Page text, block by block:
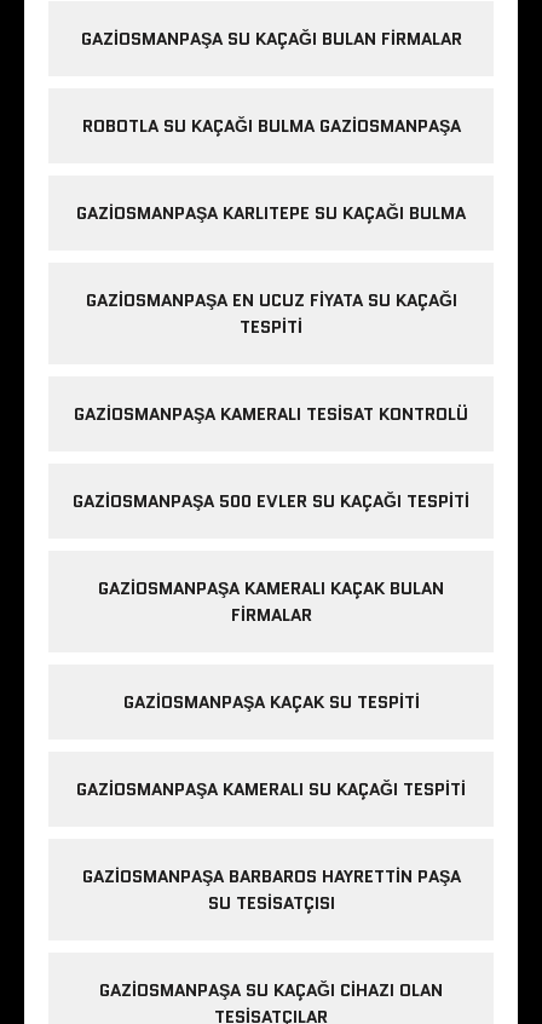
GAZIOSMANPAŞA SU KAÇAĞI BULAN FIRMALAR
ROBOTLA SU KAÇAĞI BULMA GAZIOSMANPAŞA
GAZIOSMANPAŞA KARLITEPE SU KAÇAĞI BULMA
GAZIOSMANPAŞA EN UCUZ FIYATA SU KAÇAĞI
TESPITI
GAZIOSMANPAŞA KAMERALI TESISAT KONTROLÜ
GAZIOSMANPAŞA 500 EVLER SU KAÇAĞI TESPITI
GAZIOSMANPAŞA KAMERALI KAÇAK BULAN
FIRMALAR
GAZIOSMANPAŞA KAÇAK SU TESPITI
GAZIOSMANPAŞA KAMERALI SU KAÇAĞI TESPITI
GAZIOSMANPAŞA BARBAROS HAYRETTIN PAŞA
SU TESISATÇISI
GAZIOSMANPAŞA SU KAÇAĞI CIHAZI OLAN
TESISATÇILAR